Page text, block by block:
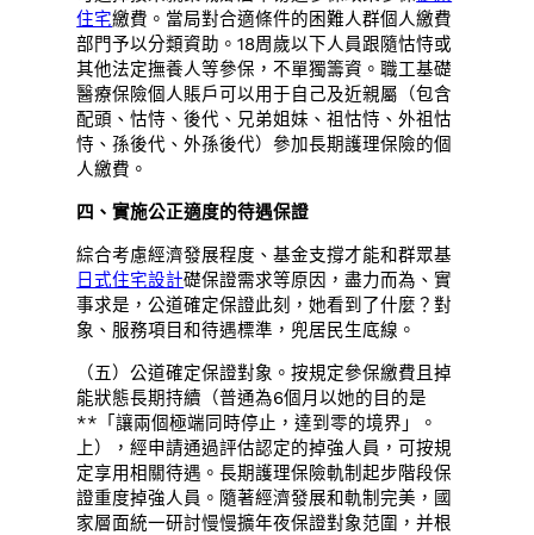
住宅繳費。當局對合適條件的困難人群個人繳費
部門予以分類資助。18周歲以下人員跟隨怙恃或
其他法定撫養人等參保，不單獨籌資。職工基礎
醫療保險個人賬戶可以用于自己及近親屬（包含
配頭、怙恃、後代、兄弟姐妹、祖怙恃、外祖怙
恃、孫後代、外孫後代）參加長期護理保險的個
人繳費。
四、實施公正適度的待遇保證
綜合考慮經濟發展程度、基金支撐才能和群眾基
日式住宅設計礎保證需求等原因，盡力而為、實
事求是，公道確定保證此刻，她看到了什麼？對
象、服務項目和待遇標準，兜居民生底線。
（五）公道確定保證對象。按規定參保繳費且掉
能狀態長期持續（普通為6個月以她的目的是
**「讓兩個極端同時停止，達到零的境界」。
上），經申請通過評估認定的掉強人員，可按規
定享用相關待遇。長期護理保險軌制起步階段保
證重度掉強人員。隨著經濟發展和軌制完美，國
家層面統一研討慢慢擴年夜保證對象范圍，并根